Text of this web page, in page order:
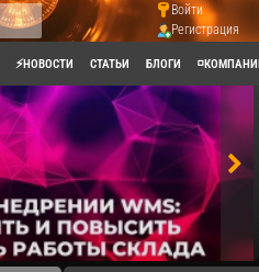
Войти
Регистрация
⚡НОВОСТИ СТАТЬИ БЛОГИ